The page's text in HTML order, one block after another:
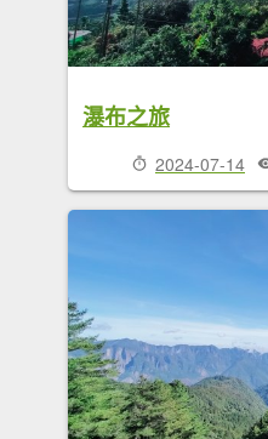
瀑布之旅
2024-07-14